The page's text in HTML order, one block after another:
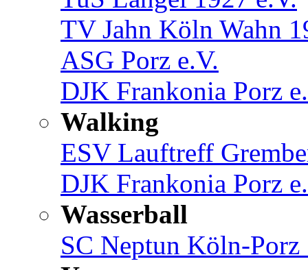
TV Jahn Köln Wahn
ASG Porz e.V.
DJK Frankonia Porz
Walking
ESV Lauftreff
DJK Frankonia Porz
Wasserball
SC Neptun Köln-Porz